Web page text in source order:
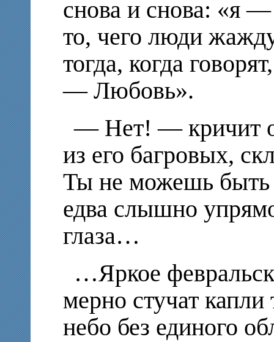
снова и снова: «я
то, чего люди
тогда, когда
— Любовь».
— Нет! — кричит
из его багровых,
Ты не можешь
едва слышно
глаза…
…Яркое
мерно стучат
небо без единого